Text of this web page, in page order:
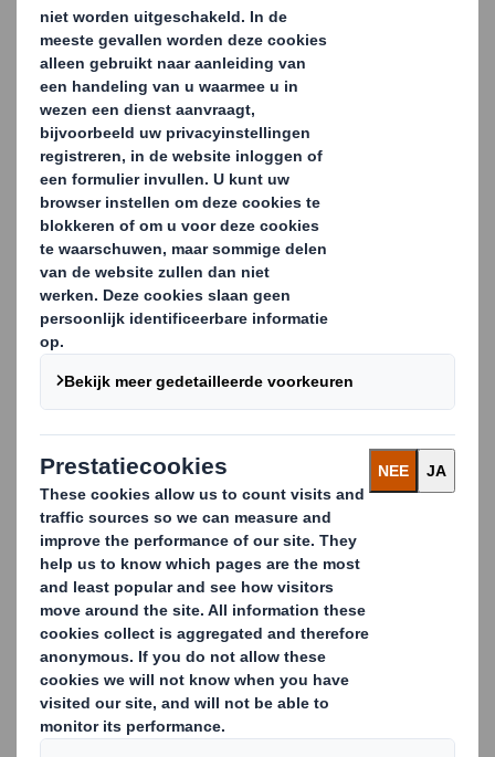
Golfkartonnen
verpakkingen voor de
drankenindustrie
Hoe dranken worden verpakt en gepresenteerd is
belangrijker dan ooit. Zo moeten verpakkingen enerzijds
duurzaam zijn en opvallen in de winkelrekken. Anders
moeten ze ook stevigheid bieden en makkelijk te
integreren zijn in het afvul- en verpakkingsproces.
Ontdek onze mogelijkheden en creëer samen met ons
duurzame, stevige en bedrukte drankverpakkingen
uw duurzaamheidsambities ondersteunen;
uw producten beter zichtbaar maken in het
winkelschap;
uw producten beschermen tegen schade tijdens
opslag en transport;
een snellere en foutloze verwerking op uw
afvullijnen garanderen.